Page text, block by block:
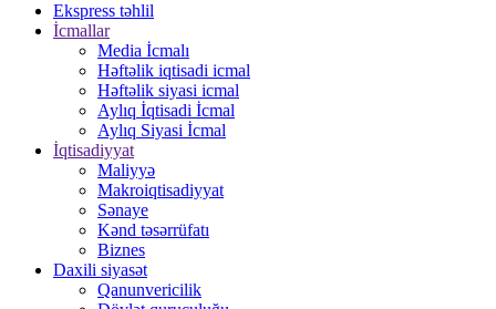
Ekspress təhlil
İcmallar
Media İcmalı
Həftəlik iqtisadi icmal
Həftəlik siyasi icmal
Aylıq İqtisadi İcmal
Aylıq Siyasi İcmal
İqtisadiyyat
Maliyyə
Makroiqtisadiyyat
Sənaye
Kənd təsərrüfatı
Biznes
Daxili siyasət
Qanunvericilik